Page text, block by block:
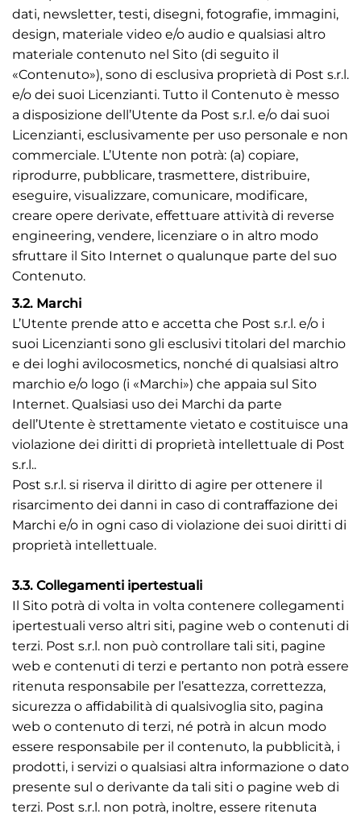
dati, newsletter, testi, disegni, fotografie, immagini,
design, materiale video e/o audio e qualsiasi altro
materiale contenuto nel Sito (di seguito il
«Contenuto»), sono di esclusiva proprietà di Post s.r.l.
e/o dei suoi Licenzianti. Tutto il Contenuto è messo
a disposizione dell’Utente da Post s.r.l. e/o dai suoi
Licenzianti, esclusivamente per uso personale e non
commerciale. L’Utente non potrà: (a) copiare,
riprodurre, pubblicare, trasmettere, distribuire,
eseguire, visualizzare, comunicare, modificare,
creare opere derivate, effettuare attività di reverse
engineering, vendere, licenziare o in altro modo
sfruttare il Sito Internet o qualunque parte del suo
Contenuto.
3.2. Marchi
L’Utente prende atto e accetta che Post s.r.l. e/o i
suoi Licenzianti sono gli esclusivi titolari del marchio
e dei loghi avilocosmetics, nonché di qualsiasi altro
marchio e/o logo (i «Marchi») che appaia sul Sito
Internet. Qualsiasi uso dei Marchi da parte
dell’Utente è strettamente vietato e costituisce una
violazione dei diritti di proprietà intellettuale di Post
s.r.l..
Post s.r.l. si riserva il diritto di agire per ottenere il
risarcimento dei danni in caso di contraffazione dei
Marchi e/o in ogni caso di violazione dei suoi diritti di
proprietà intellettuale.
3.3. Collegamenti ipertestuali
Il Sito potrà di volta in volta contenere collegamenti
ipertestuali verso altri siti, pagine web o contenuti di
terzi. Post s.r.l. non può controllare tali siti, pagine
web e contenuti di terzi e pertanto non potrà essere
ritenuta responsabile per l’esattezza, correttezza,
sicurezza o affidabilità di qualsivoglia sito, pagina
web o contenuto di terzi, né potrà in alcun modo
essere responsabile per il contenuto, la pubblicità, i
prodotti, i servizi o qualsiasi altra informazione o dato
presente sul o derivante da tali siti o pagine web di
terzi. Post s.r.l. non potrà, inoltre, essere ritenuta